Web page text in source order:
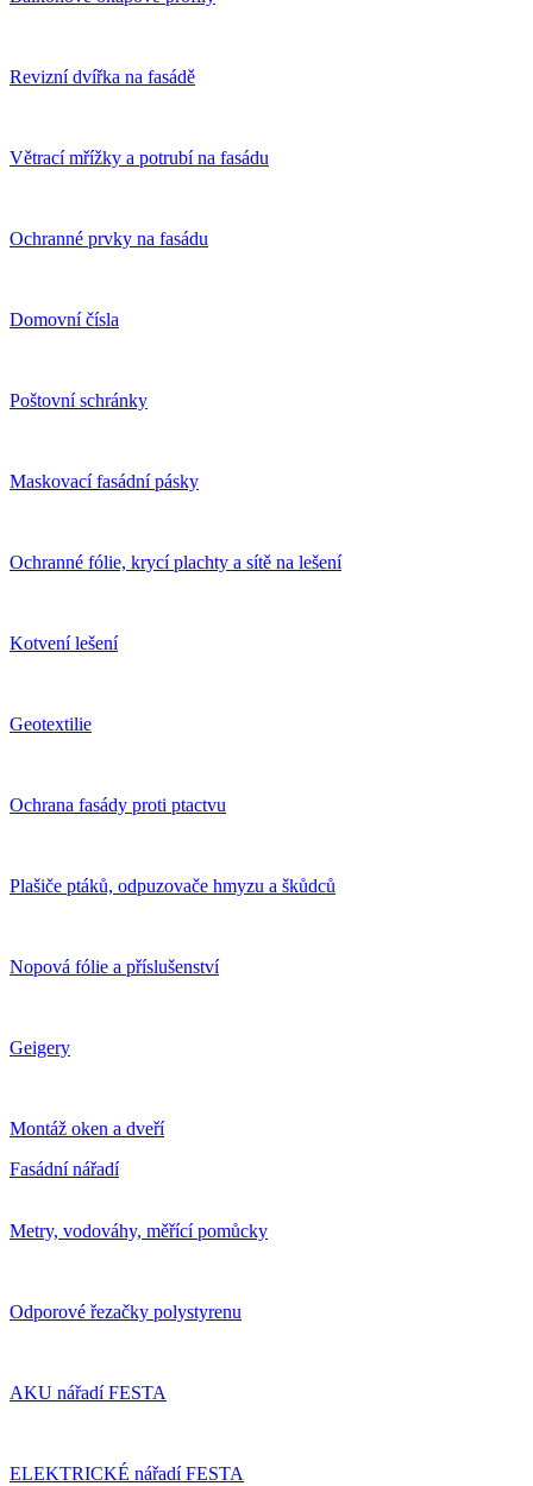
Revizní dvířka na fasádě
Větrací mřížky a potrubí na fasádu
Ochranné prvky na fasádu
Domovní čísla
Poštovní schránky
Maskovací fasádní pásky
Ochranné fólie, krycí plachty a sítě na lešení
Kotvení lešení
Geotextilie
Ochrana fasády proti ptactvu
Plašiče ptáků, odpuzovače hmyzu a škůdců
Nopová fólie a příslušenství
Geigery
Montáž oken a dveří
Fasádní nářadí
Metry, vodováhy, měřící pomůcky
Odporové řezačky polystyrenu
AKU nářadí FESTA
ELEKTRICKÉ nářadí FESTA